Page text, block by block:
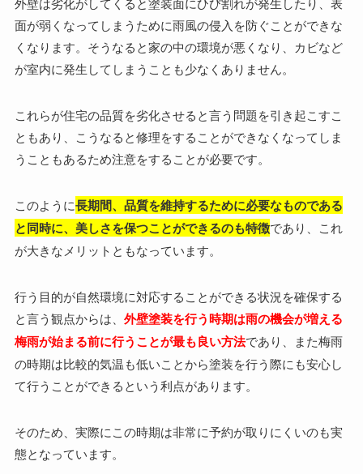
面が弱くなってしまうために雨風の侵入を防ぐことができな
くなります。そうなると家の中の環境が悪くなり、カビなど
が室内に発生してしまうことも少なくありません。
これらが住宅の品質を劣化させると言う問題を引き起こすこ
ともあり、こうなると修理をすることができなくなってしま
うこともあるため注意をすることが必要です。
このように長期間、品質を維持するために必要なものである
と同時に、美しさを保つことができるのも特徴であり、これ
が大きなメリットともなっています。
行う目的が自然環境に対応することができる状況を確保する
と言う観点からは、 外壁塗装を行う時期は雨の機会が増える
梅雨が始まる前に行うことが最も良い方法であり、また梅雨
の時期は比較的気温も低いことから塗装を行う際にも安心し
て行うことができるという利点があります。
そのため、実際にこの時期は非常に予約が取りにくいのも実
態となっています。